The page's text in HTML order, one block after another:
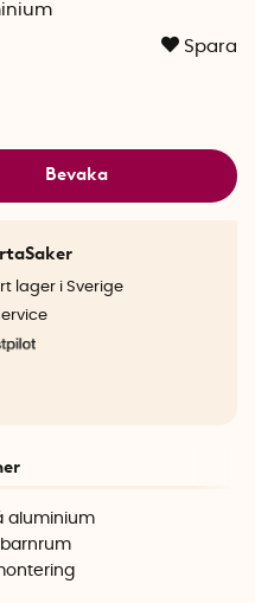
Spara
Bevaka
lager i Sverige
aluminium